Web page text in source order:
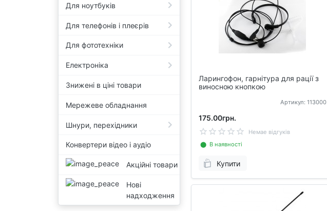
Для ноутбуків
Для телефонів і плеєрів
Для фототехніки
Електроніка
Знижені в ціні товари
Мережеве обладнання
Шнури, перехідники
Конвертери відео і аудіо
Акційні товари
Нові
надходження
Ларингофон, гарнітура для рації з
виносною кнопкою
Артикул: 113000
175.00грн.
Немае відгуків
⬤ В наявності
Купити